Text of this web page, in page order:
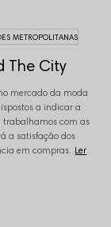
METROPOLITANAS
The City
mercado da moda
a indicar a
trabalhamos com as
a satisfação dos
em compras. Ler